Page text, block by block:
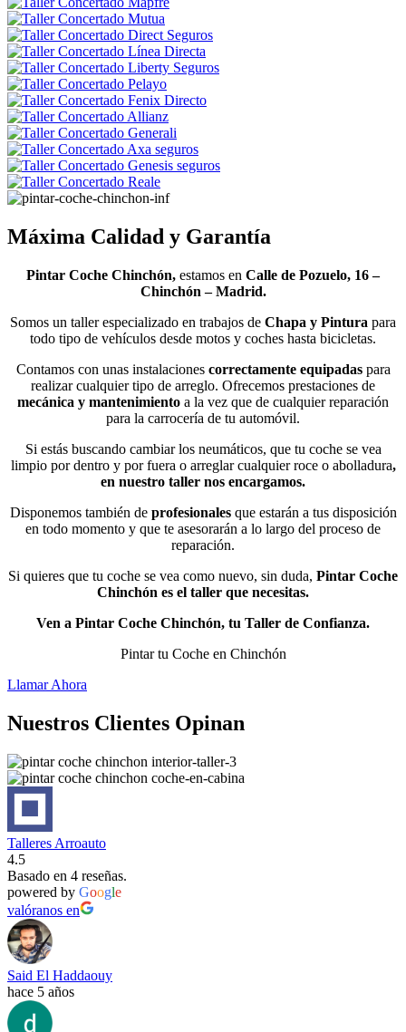
Máxima Calidad y Garantía
Pintar Coche Chinchón, estamos en Calle de Pozuelo, 16 –
Chinchón – Madrid.
Somos un taller especializado en trabajos de Chapa y Pintura para
todo tipo de vehículos desde motos y coches hasta bicicletas.
Contamos con unas instalaciones correctamente equipadas para
realizar cualquier tipo de arreglo. Ofrecemos prestaciones de
mecánica y mantenimiento a la vez que de cualquier reparación
para la carrocería de tu automóvil.
Si estás buscando cambiar los neumáticos, que tu coche se vea
limpio por dentro y por fuera o arreglar cualquier roce o abolladura,
en nuestro taller nos encargamos.
Disponemos también deprofesionalesque estarán a tus disposición
en todo momento y que te asesorarán a lo largo del proceso de
reparación.
Si quieres que tu coche se vea como nuevo, sin duda, Pintar Coche
Chinchón es el taller que necesitas.
Ven a Pintar Coche Chinchón, tu Taller de Confianza.
Pintar tu Coche en Chinchón
Llamar Ahora
Nuestros Clientes Opinan
Talleres Arroauto
4.5
Basado en 4 reseñas.
powered by Google
valóranos en
Said El Haddaouy
hace 5 años